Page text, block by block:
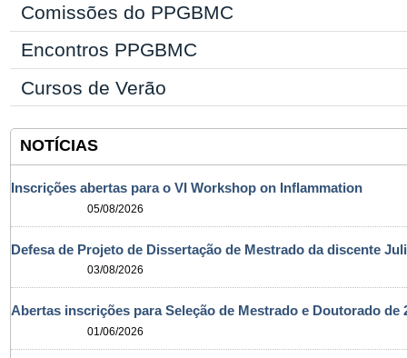
Comissões do PPGBMC
Encontros PPGBMC
Cursos de Verão
NOTÍCIAS
Inscrições abertas para o VI Workshop on Inflammation
05/08/2026
Defesa de Projeto de Dissertação de Mestrado da discente
03/08/2026
Abertas inscrições para Seleção de Mestrado e Doutorado de
01/06/2026